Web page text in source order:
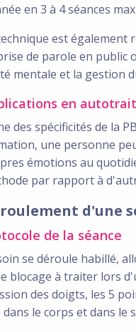
en 3 à 4 séances
est
de parole en public
mentale et la gestion
en
des spécificités de la
une personne
émotions au
par rapport à
d'une
de la séance
se déroule habillé,
blocage à traiter lors
des doigts, les 5
le corps et dans le